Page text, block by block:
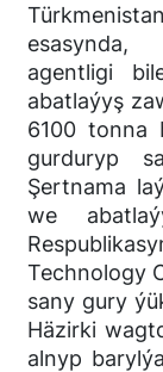
esasynda,
agentligi
abatlaýyş
6100 tonna
gurduryp
Şertnama
we
Technology
sany gury
Häzirki
alnyp